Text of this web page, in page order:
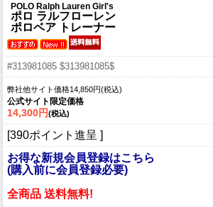
POLO Ralph Lauren Girl's
ポロ ラルフローレン
ポロベア トレーナー
#313981085 $313981085$
弊社他サイト価格14,850円(税込)
公式サイト限定価格
14,300円(税込)
[390ポイント進呈 ]
お得な新規会員登録はこちら
(購入前に会員登録必要)
全商品 送料無料!